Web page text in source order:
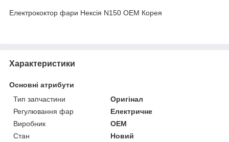
Електрококтор фари Нексія N150 ОЕМ Корея
Характеристики
Основні атрибути
Тип запчастини
Оригінал
Регулювання фар
Електричне
Виробник
OEM
Стан
Новий